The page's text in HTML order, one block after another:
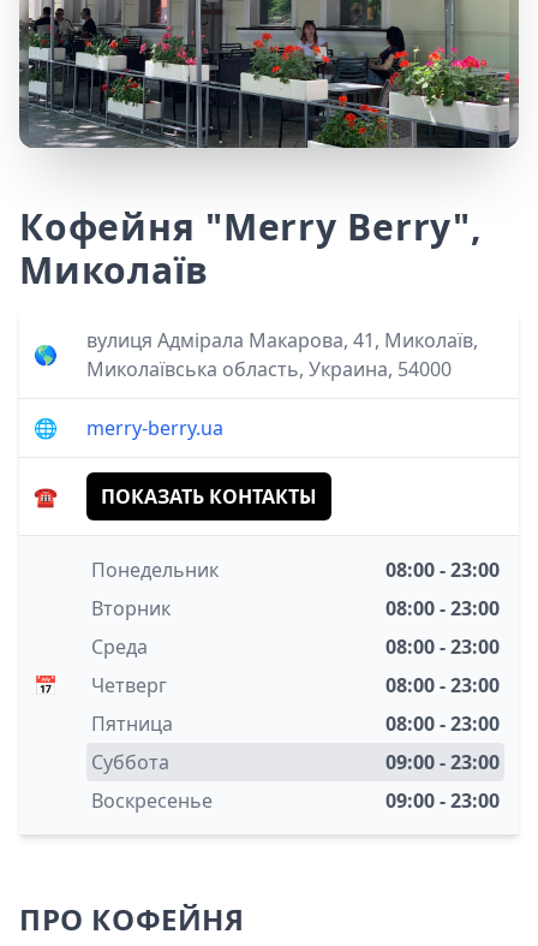
Кофейня "Merry Berry",
Миколаїв
🌎
вулиця Адмірала Макарова, 41, Миколаїв,
Миколаївська область, Украина, 54000
🌐 merry-berry.ua
☎️ ПОКАЗАТЬ КОНТАКТЫ
📅
Понедельник
08:00 - 23:00
Вторник
08:00 - 23:00
Среда
08:00 - 23:00
Четверг
08:00 - 23:00
Пятница
08:00 - 23:00
Суббота
09:00 - 23:00
Воскресенье
09:00 - 23:00
ПРО КОФЕЙНЯ